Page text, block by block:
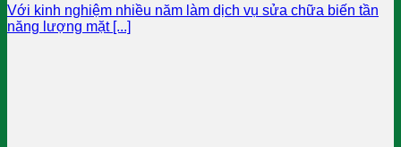
Với kinh nghiệm nhiều năm làm dịch vụ sửa chữa biến tần
năng lượng mặt [...]